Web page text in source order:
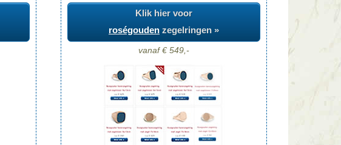
Klik hier voor
roségouden zegelringen »
vanaf € 549,-